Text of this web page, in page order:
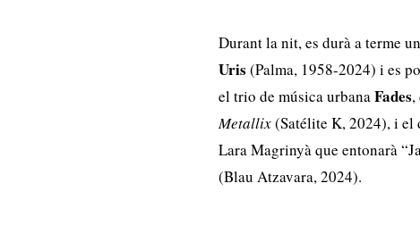
Durant la nit, es durà a terme
Uris (Palma, 1958-2024) i es
el trio de música urbanaFades,
Metallix(Satélite K, 2024), i
Lara Magrinyà que entonarà
(Blau Atzavara, 2024).